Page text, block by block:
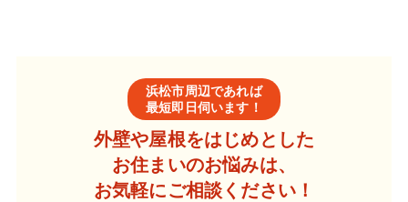
浜松市周辺であれば
最短即日伺います！
外壁や屋根をはじめとした
お住まいのお悩みは、
お気軽にご相談ください！